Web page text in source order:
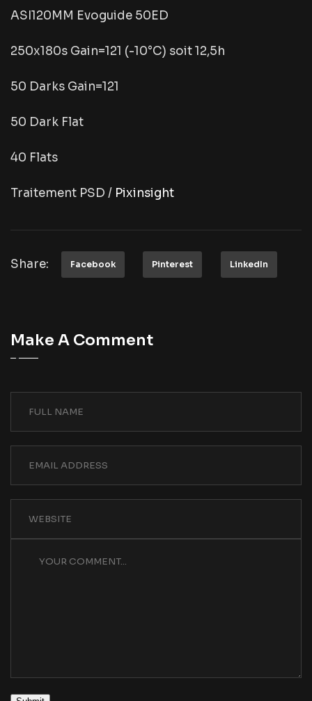
ASI120MM Evoguide 50ED
250x180s Gain=121 (-10°C) soit 12,5h
50 Darks Gain=121
50 Dark Flat
40 Flats
Traitement PSD / Pixinsight
Share: Facebook Pinterest LinkedIn
Make A Comment